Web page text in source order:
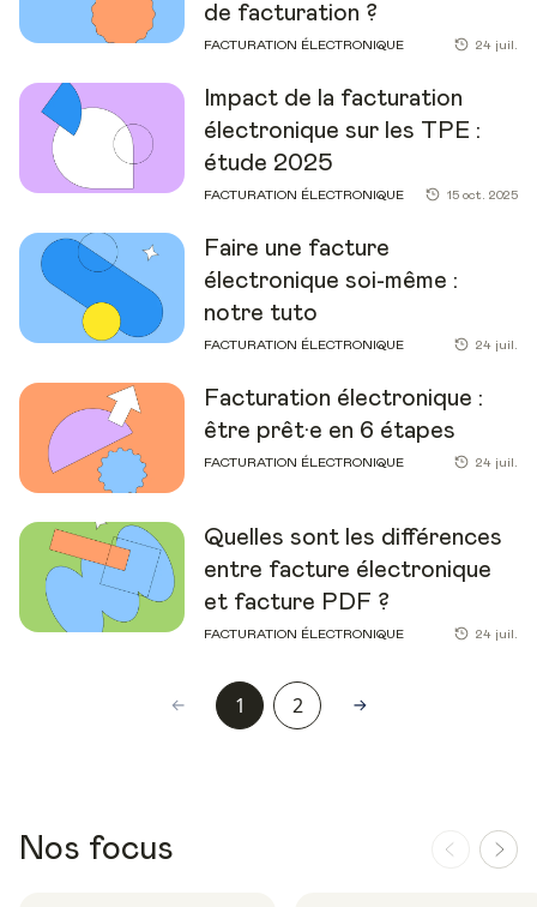
de facturation ?
FACTURATION ÉLECTRONIQUE 24 juil.
Impact de la facturation
électronique sur les TPE :
étude 2025
FACTURATION ÉLECTRONIQUE 15 oct. 2025
Faire une facture
électronique soi-même :
notre tuto
FACTURATION ÉLECTRONIQUE 24 juil.
Facturation électronique :
être prêt·e en 6 étapes
FACTURATION ÉLECTRONIQUE 24 juil.
Quelles sont les différences
entre facture électronique
et facture PDF ?
FACTURATION ÉLECTRONIQUE 24 juil.
1 2
Nos focus